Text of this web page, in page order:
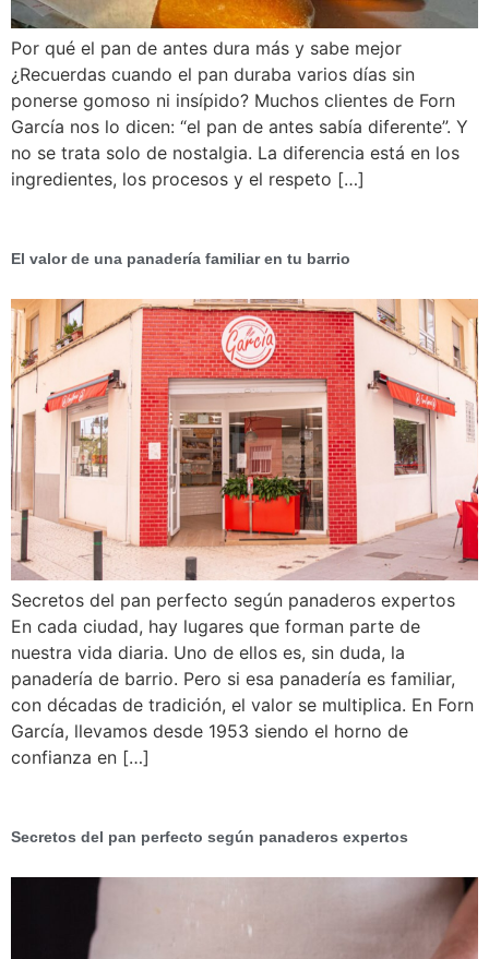
Por qué el pan de antes dura más y sabe mejor
¿Recuerdas cuando el pan duraba varios días sin
ponerse gomoso ni insípido? Muchos clientes de Forn
García nos lo dicen: “el pan de antes sabía diferente”. Y
no se trata solo de nostalgia. La diferencia está en los
ingredientes, los procesos y el respeto […]
El valor de una panadería familiar en tu barrio
Secretos del pan perfecto según panaderos expertos
En cada ciudad, hay lugares que forman parte de
nuestra vida diaria. Uno de ellos es, sin duda, la
panadería de barrio. Pero si esa panadería es familiar,
con décadas de tradición, el valor se multiplica. En Forn
García, llevamos desde 1953 siendo el horno de
confianza en […]
Secretos del pan perfecto según panaderos expertos